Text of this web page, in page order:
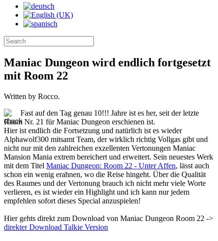
Maniac Dungeon wird endlich fortgesetzt
mit Room 22
Written by Rocco.
Fast auf den Tag genau 10!!! Jahre ist es her, seit der letzte
Raum Nr. 21 für Maniac Dungeon erschienen ist.
Hier ist endlich die Fortsetzung und natürlich ist es wieder
Alphawolf300 mitsamt Team, der wirklich richtig Vollgas gibt und
nicht nur mit den zahlreichen exzellenten Vertonungen Maniac
Mansion Mania extrem bereichert und erweitert. Sein neuestes Werk
mit dem Titel Maniac Dungeon: Room 22 - Unter Affen, lässt auch
schon ein wenig erahnen, wo die Reise hingeht. Über die Qualität
des Raumes und der Vertonung brauch ich nicht mehr viele Worte
verlieren, es ist wieder ein Highlight und ich kann nur jedem
empfehlen sofort dieses Special anzuspielen!
Hier gehts direkt zum Download von Maniac Dungeon Room 22 ->
direkter Download Talkie Version